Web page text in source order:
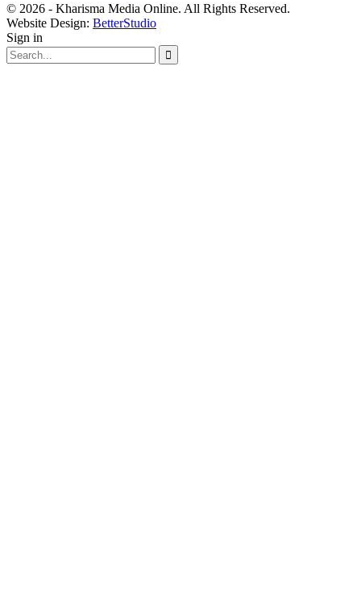
© 2026 - Kharisma Media Online. All Rights Reserved.
Website Design: BetterStudio
Sign in